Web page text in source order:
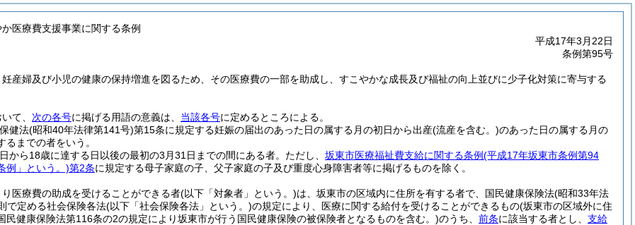
医療費支援事業に関する条例
平成17年3月22日
条例第95号
妊産婦及び小児の健康の保持増進を図るため、その医療費の一部を助成し、すこやかな成長及び福祉の向上並びに少子化対策に寄与する
て、 次の各号に掲げる用語の意義は、 当該各号に定めるところによる。
健法(昭和40年法律第141号)第15条に規定する妊娠の届出のあった日の属する月の初日から出産(流産を含む。)のあった日の属する月の
るまでの者をいう。
ら18歳に達する日以後の最初の3月31日までの間にある者。 ただし、 坂東市医療福祉費支給に関する条例(平成17年坂東市条例第94
例」という。)第2条に規定する母子家庭の子、父子家庭の子及び重度心身障害者等に掲げるものを除く。
り医療費の助成を受けることができる者(以下「対象者」という。)は、坂東市の区域内に住所を有する者で、国民健康保険法(昭和33年法
で定める社会保険各法(以下「社会保険各法」という。)の規定により、医療に関する給付を受けることができるもの(坂東市の区域外に住
民健康保険法第116条の2の規定により坂東市が行う国民健康保険の被保険者となるものを含む。)のうち、 前条に該当する者とし、 支給